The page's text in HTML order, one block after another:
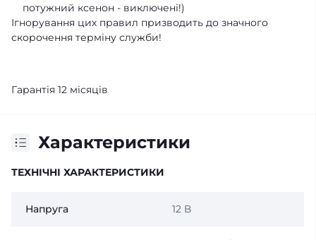
потужний ксенон - виключені!)
Ігнорування цих правил призводить до значного
скорочення терміну служби!
Гарантія 12 місяців
Характеристики
ТЕХНІЧНІ ХАРАКТЕРИСТИКИ
Напруга 12 В